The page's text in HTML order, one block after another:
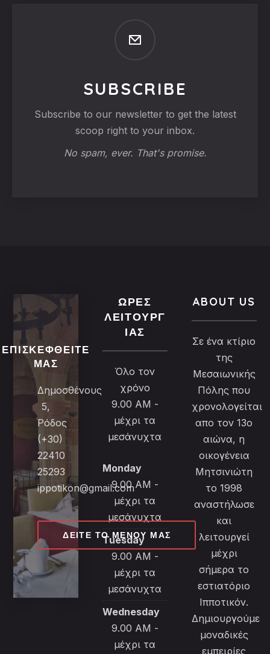
SUBSCRIBE
Subscribe to our newsletter to get the latest
scoop right to your inbox.
No spam, ever. That's promise.
ΕΠΙΣΚΕΦΘΕΊΤΕ
ΜΑΣ
Δημοσθένους
5,
Ρόδος
(+30)
22410
25293
ippotikon@gmail.com
ΔΕΊΤΕ ΤΟ ΜΕΝΟΎ ΜΑΣ
ΏΡΕΣ
ΛΕΙΤΟΥΡΓ
ΊΑΣ
Όλο τον
χρόνο
9.00 AM -
μέχρι τα
μεσάνυχτα
Monday
9.00 AM -
μέχρι τα
μεσάνυχτα
Tuesday
9.00 AM -
μέχρι τα
μεσάνυχτα
Wednesday
9.00 AM -
μέχρι τα
ABOUT US
Σε ένα κτίριο
της
Μεσαιωνικής
Πόλης που
χρονολογείται
απο τον 13ο
αιώνα, η
οικογένεια
Μητσινιώτη
το 1998
αναστήλωσε
και
λειτουργεί
μέχρι
σήμερα το
εστιατόριο
Ιπποτικόν.
Δημιουργούμε
μοναδικές
εμπειρίες